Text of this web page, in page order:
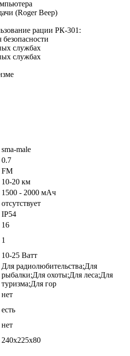
(Roger Beep)
рации РК-301:
безопасности
службах
службах
sma-male
0.7
FM
10-20 км
1500 - 2000 мАч
отсутствует
IP54
16
1
10-25 Ватт
Для радиолюбительства;Для
рыбалки;Для охоты;Для леса;Для
туризма;Для гор
нет
есть
нет
240x225x80